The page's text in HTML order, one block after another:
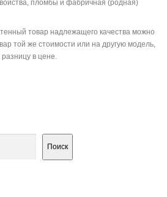
пломбы и фабричная (родная)
товар надлежащего качества можно
той же стоимости или на другую модель,
в цене.
Поиск